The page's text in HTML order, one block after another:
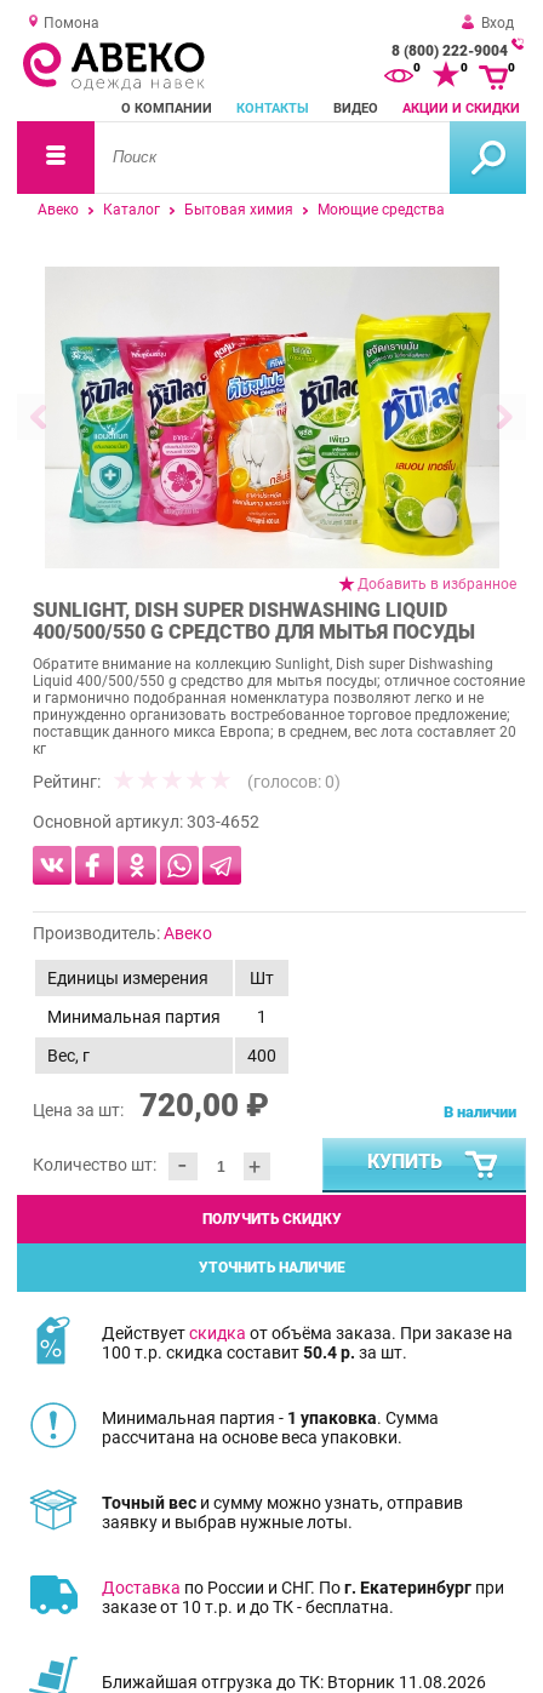
Помона
Вход
8 (800) 222-9004
О КОМПАНИИ КОНТАКТЫ ВИДЕО АКЦИИ И СКИДКИ
0 0 0
Авеко Каталог Бытовая химия Моющие средства
Добавить в избранное
SUNLIGHT, DISH SUPER DISHWASHING LIQUID
400/500/550 G СРЕДСТВО ДЛЯ МЫТЬЯ ПОСУДЫ
Обратите внимание на коллекцию Sunlight, Dish super Dishwashing
Liquid 400/500/550 g средство для мытья посуды; отличное состояние
и гармонично подобранная номенклатура позволяют легко и не
принужденно организовать востребованное торговое предложение;
поставщик данного микса Европа; в среднем, вес лота составляет 20
кг
Рейтинг: (голосов: 0)
Основной артикул:303-4652
Производитель:Авеко
Единицы измерения
Шт
Минимальная партия
1
Вес, г
400
Цена за шт: 720,00 ₽
Количество шт: - +
В наличии
КУПИТЬ
ПОЛУЧИТЬ СКИДКУ
УТОЧНИТЬ НАЛИЧИЕ
Действуетскидка от объёма заказа. При заказе на
100 т.р. скидка составит50.4 р. за шт.
Минимальная партия - 1 упаковка. Сумма
рассчитана на основе веса упаковки.
Точный вес и сумму можно узнать, отправив
заявку и выбрав нужные лоты.
Доставка по России и СНГ. Пог. Екатеринбург при
заказе от 10 т.р. и до ТК - бесплатна.
Ближайшая отгрузка до ТК: Вторник 11.08.2026